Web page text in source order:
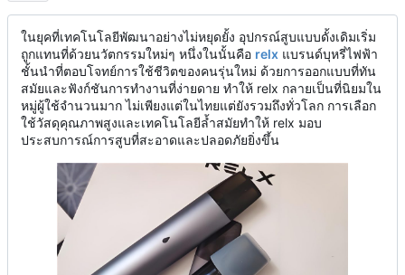
ในยุคที่เทคโนโลยีพัฒนาอย่างไม่หยุดยั้ง อุปกรณ์สูบแบบดั้งเดิมเริ่ม
ถูกแทนที่ด้วยนวัตกรรมใหม่ๆ หนึ่งในนั้นคือ relx แบรนด์บุหรี่ไฟฟ้า
ชั้นนำที่ตอบโจทย์การใช้ชีวิตของคนรุ่นใหม่ ด้วยการออกแบบที่ทัน
สมัยและฟังก์ชันการทำงานที่ง่ายดาย ทำให้ relx กลายเป็นที่นิยมใน
หมู่ผู้ใช้จำนวนมาก ไม่เพียงแต่ในไทยแต่ยังรวมถึงทั่วโลก การเลือก
ใช้วัสดุคุณภาพสูงและเทคโนโลยีล้ำสมัยทำให้ relx มอบ
ประสบการณ์การสูบที่สะอาดและปลอดภัยยิ่งขึ้น